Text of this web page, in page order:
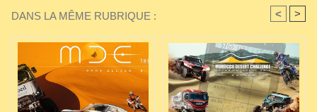
DANS LA MÊME RUBRIQUE : < >